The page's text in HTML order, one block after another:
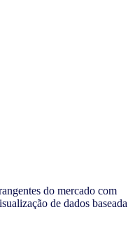
do mercado com
de dados baseada